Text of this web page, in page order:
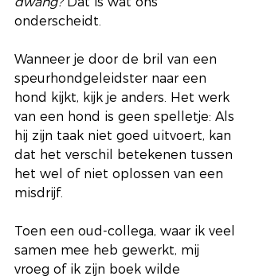
onderscheidt.
Wanneer je door de bril van een
speurhondgeleidster naar een
hond kijkt, kijk je anders. Het werk
van een hond is geen spelletje: Als
hij zijn taak niet goed uitvoert, kan
dat het verschil betekenen tussen
het wel of niet oplossen van een
misdrijf.
Toen een oud-collega, waar ik veel
samen mee heb gewerkt, mij
vroeg of ik zijn boek wilde